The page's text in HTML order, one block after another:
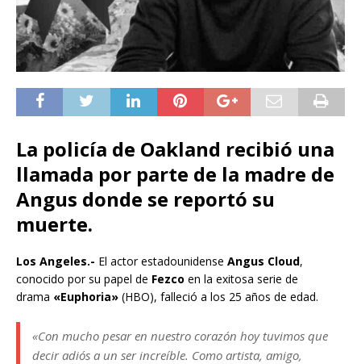
La policía de Oakland recibió una
llamada por parte de la madre de
Angus donde se reportó su
muerte.
Los Angeles.- El actor estadounidense Angus Cloud,
conocido por su papel de Fezco en la exitosa serie de
drama «Euphoria» (HBO), falleció a los 25 años de edad.
«Con mucho pesar en nuestro corazón hoy tuvimos que
decir adiós a un ser increíble. Como artista, amigo,